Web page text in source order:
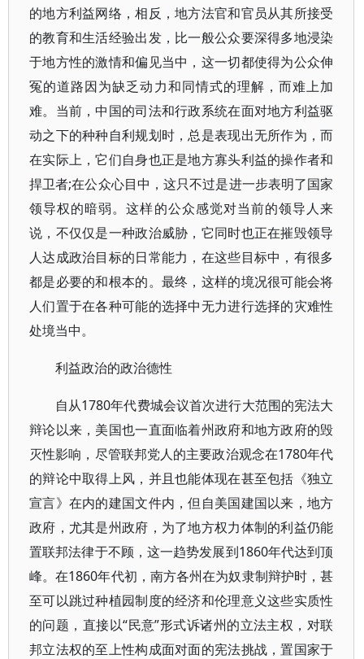
的地方利益网络，相反，地方法官和官员从其所接受
的教育和生活经验出发，比一般公众要深得多地浸染
于地方性的激情和偏见当中，这一切都使得为公众伸
冤的道路因为缺乏动力和同情式的理解，而难上加
难。当前，中国的司法和行政系统在面对地方利益驱
动之下的种种自利规划时，总是表现出无所作为，而
在实际上，它们自身也正是地方寡头利益的操作者和
捍卫者;在公众心目中，这只不过是进一步表明了国家
领导权的暗弱。这样的公众感觉对当前的领导人来
说，不仅仅是一种政治威胁，它同时也正在摧毁领导
人达成政治目标的日常能力，在这些目标中，有很多
都是必要的和根本的。最终，这样的境况很可能会将
人们置于在各种可能的选择中无力进行选择的灾难性
处境当中。
利益政治的政治德性
自从1780年代费城会议首次进行大范围的宪法大
辩论以来，美国也一直面临着州政府和地方政府的毁
灭性影响，尽管联邦党人的主要政治观念在1780年代
的辩论中取得上风，并且也能体现在甚至包括《独立
宣言》在内的建国文件内，但自美国建国以来，地方
政府，尤其是州政府，为了地方权力体制的利益仍能
置联邦法律于不顾，这一趋势发展到1860年代达到顶
峰。在1860年代初，南方各州在为奴隶制辩护时，甚
至可以跳过种植园制度的经济和伦理意义这些实质性
的问题，直接以“民意”形式诉诸州的立法主权，对联
邦立法权的至上性构成面对面的宪法挑战，置国家于